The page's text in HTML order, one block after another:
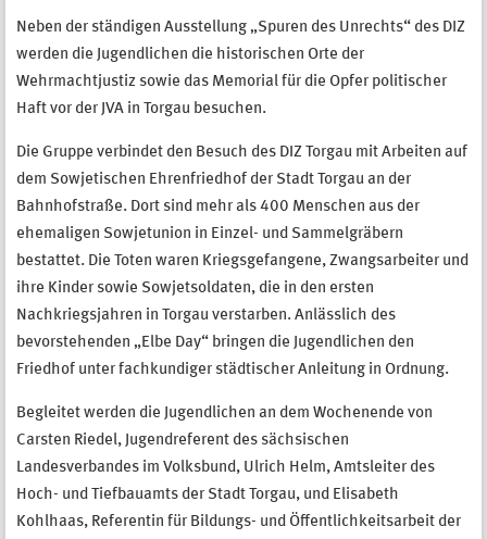
Neben der ständigen Ausstellung „Spuren des Unrechts“ des DIZ
werden die Jugendlichen die historischen Orte der
Wehrmachtjustiz sowie das Memorial für die Opfer politischer
Haft vor der JVA in Torgau besuchen.
Die Gruppe verbindet den Besuch des DIZ Torgau mit Arbeiten auf
dem Sowjetischen Ehrenfriedhof der Stadt Torgau an der
Bahnhofstraße. Dort sind mehr als 400 Menschen aus der
ehemaligen Sowjetunion in Einzel- und Sammelgräbern
bestattet. Die Toten waren Kriegsgefangene, Zwangsarbeiter und
ihre Kinder sowie Sowjetsoldaten, die in den ersten
Nachkriegsjahren in Torgau verstarben. Anlässlich des
bevorstehenden „Elbe Day“ bringen die Jugendlichen den
Friedhof unter fachkundiger städtischer Anleitung in Ordnung.
Begleitet werden die Jugendlichen an dem Wochenende von
Carsten Riedel, Jugendreferent des sächsischen
Landesverbandes im Volksbund, Ulrich Helm, Amtsleiter des
Hoch- und Tiefbauamts der Stadt Torgau, und Elisabeth
Kohlhaas, Referentin für Bildungs- und Öffentlichkeitsarbeit der